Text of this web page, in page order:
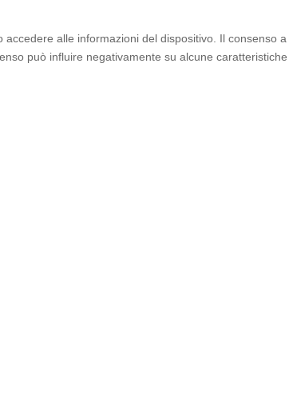
alle informazioni del dispositivo. Il consenso
può influire negativamente su alcune caratteristiche